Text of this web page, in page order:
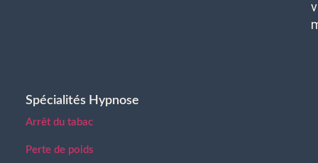
Spécialités Hypnose
Arrêt du tabac
Perte de poids